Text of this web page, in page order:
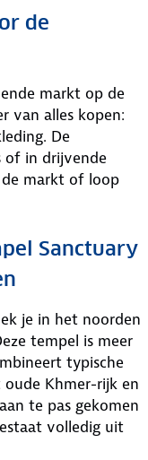
de
markt op de
van alles kopen:
De
of in drijvende
markt of loop
Sanctuary
je in het noorden
tempel is meer
typische
Khmer-rijk en
te pas gekomen
volledig uit